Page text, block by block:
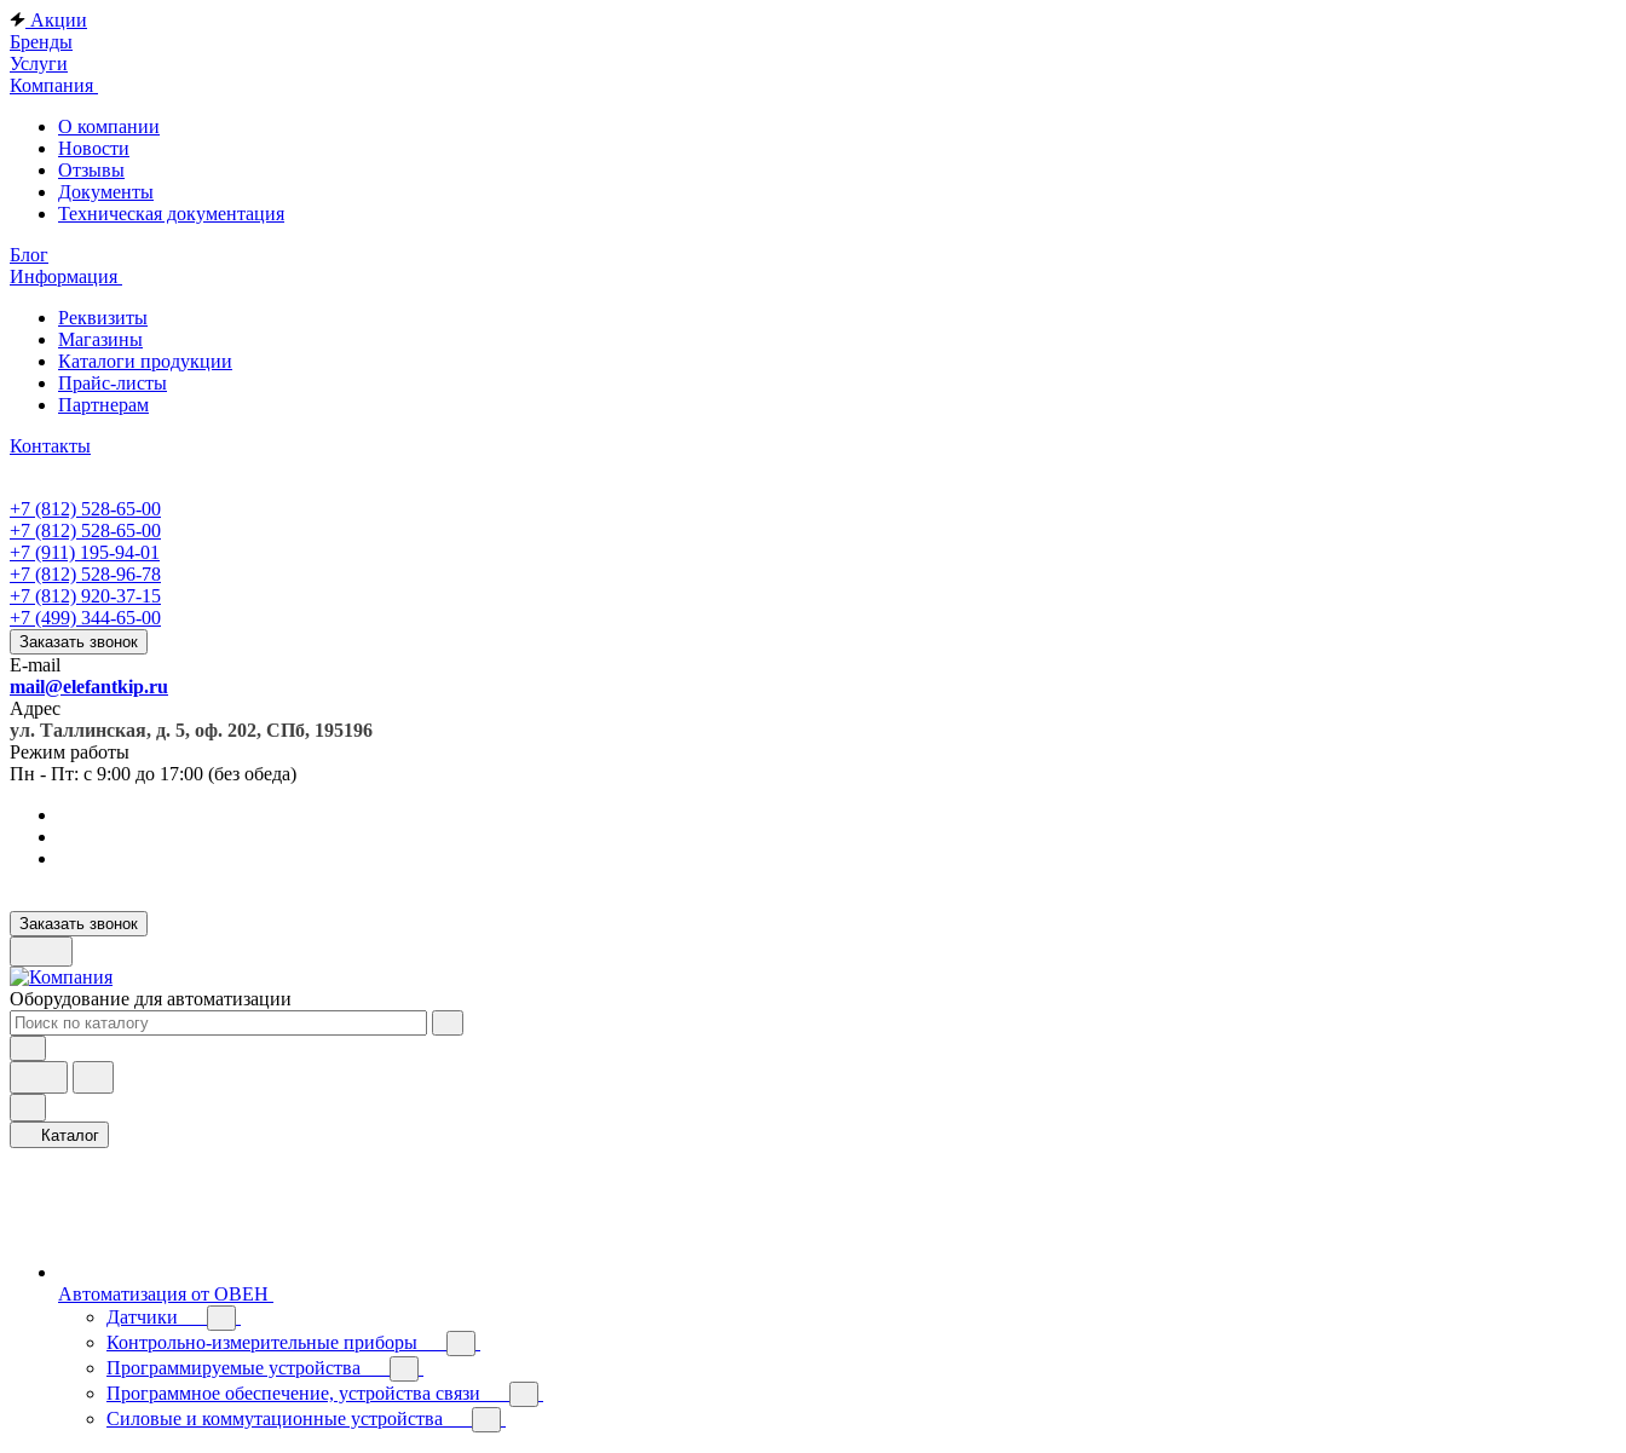
Акции
Бренды
Услуги
Компания
О компании
Новости
Отзывы
Документы
Техническая документация
Блог
Информация
Реквизиты
Магазины
Каталоги продукции
Прайс-листы
Партнерам
Контакты
+7 (812) 528-65-00
+7 (812) 528-65-00
+7 (911) 195-94-01
+7 (812) 528-96-78
+7 (812) 920-37-15
+7 (499) 344-65-00
Заказать звонок
E-mail
mail@elefantkip.ru
Адрес
ул. Таллинская, д. 5, оф. 202, СПб, 195196
Режим работы
Пн - Пт: с 9:00 до 17:00 (без обеда)
Заказать звонок
Оборудование для автоматизации
Каталог
Автоматизация от ОВЕН
Датчики
Контрольно-измерительные приборы
Программируемые устройства
Программное обеспечение, устройства связи
Силовые и коммутационные устройства